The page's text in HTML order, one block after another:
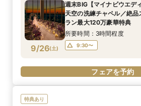
9/26(土)
週末BIG【マイナビウエデ
天空の洗練チャペル／絶
ラン最大120万豪華特典
所要時間：3時間程度
9:30〜
フェアを予約
特典あり